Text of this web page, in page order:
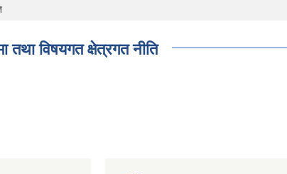
तथा विषयगत क्षेत्रगत नीति